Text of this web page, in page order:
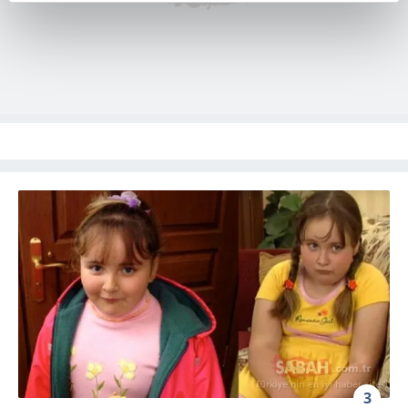
reklamların maliyetlerimizi karşılamak noktasında tek gelir
kullanılmaktadır. Bu çerezler vasıtasıyla çeşitli kişisel
verileriniz işlenmekte olup gerekli olan çerezler bilgi
toplumu hizmetlerinin sunulması amacıyla
kullanılmaktadır. Diğer çerezler, sitemizin daha işlevsel
kılınması ve kişiselleştirilmesi ve sizlere yönelik
reklam/pazarlama faaliyetlerinin yapılması, amaçlarıyla
sınırlı olarak açık rızanız dahilinde kullanılacaktır.
Çerezlere ilişkin tercihlerinizi aşağıda yer alan panel
vasıtasıyla belirleyebilirsiniz. Çerezlere ilişkin detaylı bilgi
3